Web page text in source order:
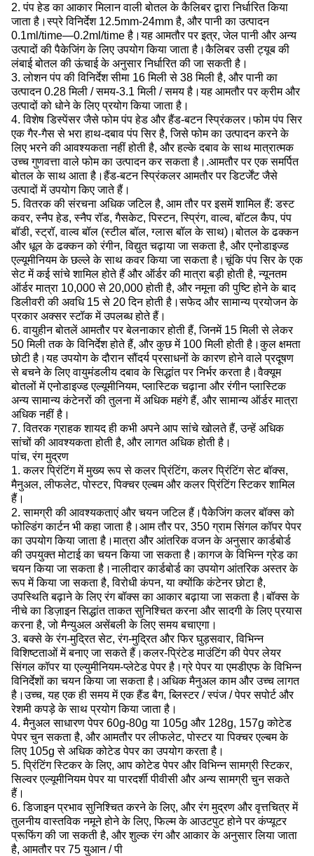
2. पंप हेड का आकार मिलान वाली बोतल के कैलिबर द्वारा निर्धारित किया
जाता है।स्प्रे विनिर्देश 12.5mm-24mm है, और पानी का उत्पादन
0.1ml/time—0.2ml/time है।यह आमतौर पर इत्र, जेल पानी और अन्य
उत्पादों की पैकेजिंग के लिए उपयोग किया जाता है।कैलिबर उसी ट्यूब की
लंबाई बोतल की ऊंचाई के अनुसार निर्धारित की जा सकती है।
3. लोशन पंप की विनिर्देश सीमा 16 मिली से 38 मिली है, और पानी का
उत्पादन 0.28 मिली / समय-3.1 मिली / समय है।यह आमतौर पर क्रीम और
उत्पादों को धोने के लिए प्रयोग किया जाता है।
4. विशेष डिस्पेंसर जैसे फोम पंप हेड और हैंड-बटन स्प्रिंकलर।फोम पंप सिर
एक गैर-गैस से भरा हाथ-दबाव पंप सिर है, जिसे फोम का उत्पादन करने के
लिए भरने की आवश्यकता नहीं होती है, और हल्के दबाव के साथ मात्रात्मक
उच्च गुणवत्ता वाले फोम का उत्पादन कर सकता है।.आमतौर पर एक समर्पित
बोतल के साथ आता है।हैंड-बटन स्प्रिंकलर आमतौर पर डिटर्जेंट जैसे
उत्पादों में उपयोग किए जाते हैं।
5. वितरक की संरचना अधिक जटिल है, आम तौर पर इसमें शामिल हैं: डस्ट
कवर, स्नैप हेड, स्नैप रॉड, गैसकेट, पिस्टन, स्प्रिंग, वाल्व, बॉटल कैप, पंप
बॉडी, स्ट्रॉ, वाल्व बॉल (स्टील बॉल, ग्लास बॉल के साथ)।बोतल के ढक्कन
और धूल के ढक्कन को रंगीन, विद्युत चढ़ाया जा सकता है, और एनोडाइज्ड
एल्यूमीनियम के छल्ले के साथ कवर किया जा सकता है।चूंकि पंप सिर के एक
सेट में कई सांचे शामिल होते हैं और ऑर्डर की मात्रा बड़ी होती है, न्यूनतम
ऑर्डर मात्रा 10,000 से 20,000 होती है, और नमूना की पुष्टि होने के बाद
डिलीवरी की अवधि 15 से 20 दिन होती है।सफेद और सामान्य प्रयोजन के
प्रकार अक्सर स्टॉक में उपलब्ध होते हैं।
6. वायुहीन बोतलें आमतौर पर बेलनाकार होती हैं, जिनमें 15 मिली से लेकर
50 मिली तक के विनिर्देश होते हैं, और कुछ में 100 मिली होती है।कुल क्षमता
छोटी है।यह उपयोग के दौरान सौंदर्य प्रसाधनों के कारण होने वाले प्रदूषण
से बचने के लिए वायुमंडलीय दबाव के सिद्धांत पर निर्भर करता है।वैक्यूम
बोतलों में एनोडाइज्ड एल्यूमीनियम, प्लास्टिक चढ़ाना और रंगीन प्लास्टिक
अन्य सामान्य कंटेनरों की तुलना में अधिक महंगे हैं, और सामान्य ऑर्डर मात्रा
अधिक नहीं है।
7. वितरक ग्राहक शायद ही कभी अपने आप सांचे खोलते हैं, उन्हें अधिक
सांचों की आवश्यकता होती है, और लागत अधिक होती है।
पांच, रंग मुद्रण
1. कलर प्रिंटिंग में मुख्य रूप से कलर प्रिंटिंग, कलर प्रिंटिंग सेट बॉक्स,
मैनुअल, लीफलेट, पोस्टर, पिक्चर एल्बम और कलर प्रिंटिंग स्टिकर शामिल
हैं।
2. सामग्री की आवश्यकताएं और चयन जटिल हैं।पैकेजिंग कलर बॉक्स को
फोल्डिंग कार्टन भी कहा जाता है।आम तौर पर, 350 ग्राम सिंगल कॉपर पेपर
का उपयोग किया जाता है।मात्रा और आंतरिक वजन के अनुसार कार्डबोर्ड
की उपयुक्त मोटाई का चयन किया जा सकता है।कागज के विभिन्न ग्रेड का
चयन किया जा सकता है।नालीदार कार्डबोर्ड का उपयोग आंतरिक अस्तर के
रूप में किया जा सकता है, विरोधी कंपन, या क्योंकि कंटेनर छोटा है,
उपस्थिति बढ़ाने के लिए रंग बॉक्स का आकार बढ़ाया जा सकता है।बॉक्स के
नीचे का डिज़ाइन सिद्धांत ताकत सुनिश्चित करना और सादगी के लिए प्रयास
करना है, जो मैन्युअल असेंबली के लिए समय बचाएगा।
3. बक्से के रंग-मुद्रित सेट, रंग-मुद्रित और फिर घुड़सवार, विभिन्न
विशिष्टताओं में बनाए जा सकते हैं।कलर-प्रिंटेड माउंटिंग की पेपर लेयर
सिंगल कॉपर या एल्युमीनियम-प्लेटेड पेपर है।ग्रे पेपर या एमडीएफ के विभिन्न
विनिर्देशों का चयन किया जा सकता है।अधिक मैनुअल काम और उच्च लागत
है।उच्च, यह एक ही समय में एक हैंड बैग, ब्लिस्टर / स्पंज / पेपर सपोर्ट और
रेशमी कपड़े के साथ प्रयोग किया जाता है।
4. मैनुअल साधारण पेपर 60g-80g या 105g और 128g, 157g कोटेड
पेपर चुन सकता है, और आमतौर पर लीफलेट, पोस्टर या पिक्चर एल्बम के
लिए 105g से अधिक कोटेड पेपर का उपयोग करता है।
5. प्रिंटिंग स्टिकर के लिए, आप कोटेड पेपर और विभिन्न सामग्री स्टिकर,
सिल्वर एल्यूमीनियम पेपर या पारदर्शी पीवीसी और अन्य सामग्री चुन सकते
हैं।
6. डिजाइन प्रभाव सुनिश्चित करने के लिए, और रंग मुद्रण और वृत्तचित्र में
तुलनीय वास्तविक नमूने होने के लिए, फिल्म के आउटपुट होने पर कंप्यूटर
प्रूफिंग की जा सकती है, और शुल्क रंग और आकार के अनुसार लिया जाता
है, आमतौर पर 75 युआन / पी